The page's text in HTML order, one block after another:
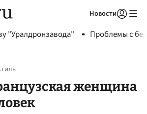
Новости
"Уралдронзавода" Проблемы с
женщина